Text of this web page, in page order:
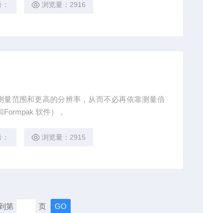
浏览量：2916
范围和更高的分辨率，从而不必再依靠测量倍
软件） 。
浏览量：2915
第 页